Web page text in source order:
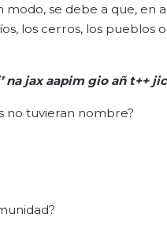
se debe a que, en
los cerros, los pueblos
na jax aapim gio añt++
no tuvieran nombre?